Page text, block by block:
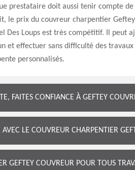
prestataire doit aussi tenir compte de
le prix du couvreur charpentier
Des Loups est très compétitif. Il peut
et effectuer sans difficulté des
personnalisés.
FAITES CONFIANCE À GEFTEY
LE COUVREUR CHARPENTIER
GEFTEY COUVREUR POUR TOUS